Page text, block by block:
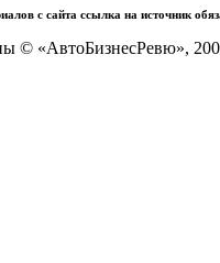
с сайта ссылка на источник
© «АвтоБизнесРевю»,